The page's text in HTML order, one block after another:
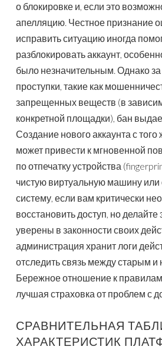
о блокировке и, если это
апелляцию. Честное признание
исправить ситуацию иногда
разблокировать аккаунт,
было незначительным. Однако
проступки, такие как
запрещенных веществ (в
конкретной площадки), бан
Создание нового аккаунта с
может привести к мгновенной
по отпечатку устройства
чистую виртуальную машину
систему, если вам критически
восстановить доступ, но делайте
уверены в законности своих
администрация хранит логи
отследить связь между старым и
Бережное отношение к
лучшая страховка от проблем с
СРАВНИТЕЛЬНАЯ
ХАРАКТЕРИСТИК